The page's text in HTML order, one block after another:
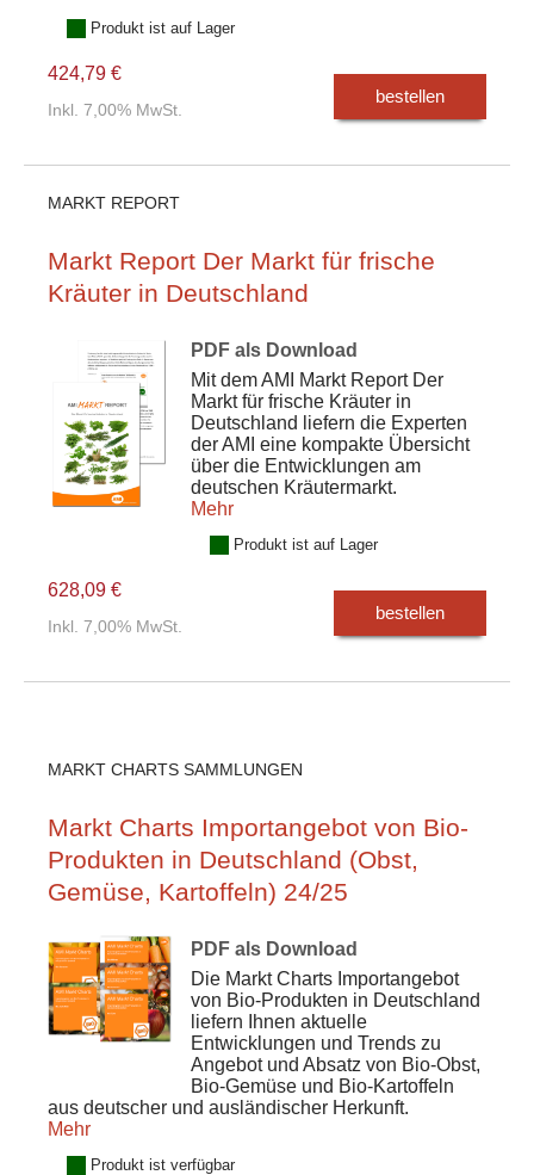
Produkt ist auf Lager
424,79 €
Inkl. 7,00% MwSt.
bestellen
MARKT REPORT
Markt Report Der Markt für frische
Kräuter in Deutschland
PDF als Download
Mit dem AMI Markt Report Der
Markt für frische Kräuter in
Deutschland liefern die Experten
der AMI eine kompakte Übersicht
über die Entwicklungen am
deutschen Kräutermarkt.
Mehr
Produkt ist auf Lager
628,09 €
Inkl. 7,00% MwSt.
bestellen
MARKT CHARTS SAMMLUNGEN
Markt Charts Importangebot von Bio-
Produkten in Deutschland (Obst,
Gemüse, Kartoffeln) 24/25
PDF als Download
Die Markt Charts Importangebot
von Bio-Produkten in Deutschland
liefern Ihnen aktuelle
Entwicklungen und Trends zu
Angebot und Absatz von Bio-Obst,
Bio-Gemüse und Bio-Kartoffeln
aus deutscher und ausländischer Herkunft.
Mehr
Produkt ist verfügbar